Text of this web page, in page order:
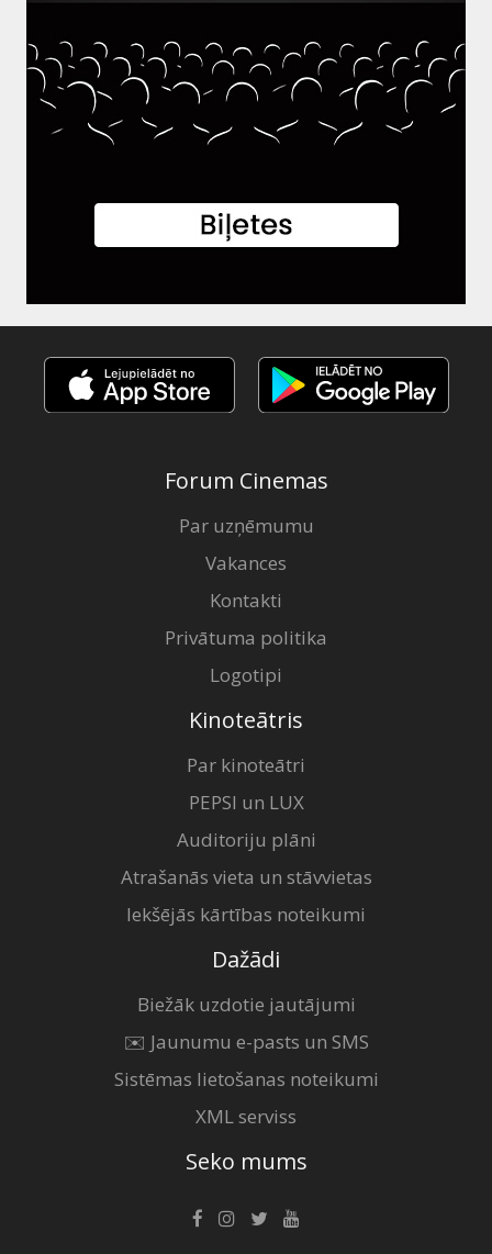
Forum Cinemas
Par uzņēmumu
Vakances
Kontakti
Privātuma politika
Logotipi
Kinoteātris
Par kinoteātri
PEPSI un LUX
Auditoriju plāni
Atrašanās vieta un stāvvietas
Iekšējās kārtības noteikumi
Dažādi
Biežāk uzdotie jautājumi
✉️ Jaunumu e-pasts un SMS
Sistēmas lietošanas noteikumi
XML serviss
Seko mums